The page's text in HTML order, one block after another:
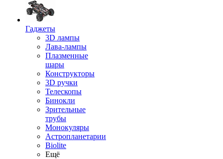
Гаджеты
3D лампы
Лава-лампы
Плазменные
шары
Конструкторы
3D ручки
Телескопы
Бинокли
Зрительные
трубы
Монокуляры
Астропланетарии
Biolite
Ещё